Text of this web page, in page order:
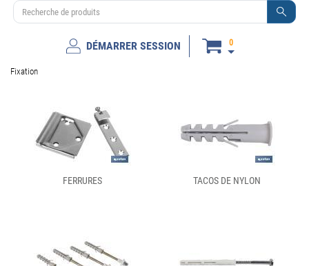
DÉMARRER SESSION 0
Fixation
FERRURES TACOS DE NYLON